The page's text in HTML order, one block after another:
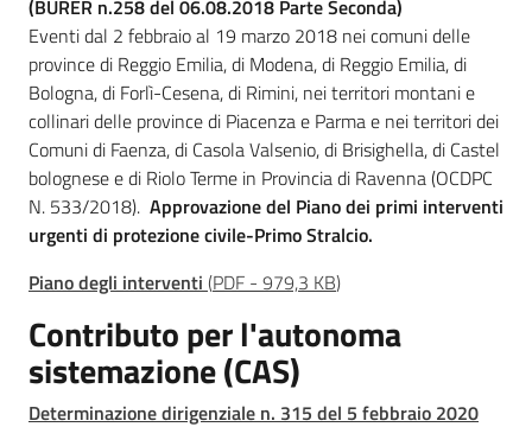
(BURER n.258 del 06.08.2018 Parte Seconda)
Eventi dal 2 febbraio al 19 marzo 2018 nei comuni delle
province di Reggio Emilia, di Modena, di Reggio Emilia, di
Bologna, di Forlì-Cesena, di Rimini, nei territori montani e
collinari delle province di Piacenza e Parma e nei territori dei
Comuni di Faenza, di Casola Valsenio, di Brisighella, di Castel
bolognese e di Riolo Terme in Provincia di Ravenna (OCDPC
N. 533/2018). Approvazione del Piano dei primi interventi
urgenti di protezione civile-Primo Stralcio.
Piano degli interventi (PDF - 979,3 KB)
Contributo per l'autonoma
sistemazione (CAS)
Determinazione dirigenziale n. 315 del 5 febbraio 2020